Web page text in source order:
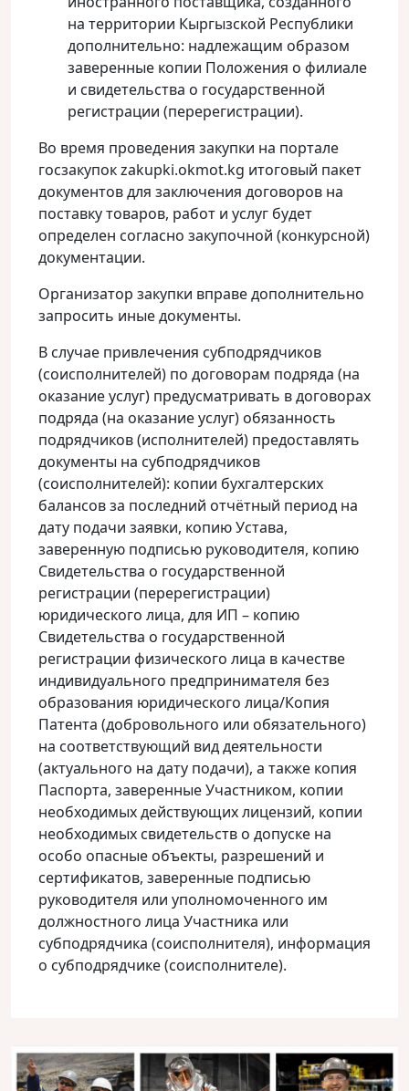
на территории Кыргызской Республики
дополнительно: надлежащим образом
заверенные копии Положения о филиале
и свидетельства о государственной
регистрации (перерегистрации).
Во время проведения закупки на портале
госзакупок zakupki.okmot.kg итоговый пакет
документов для заключения договоров на
поставку товаров, работ и услуг будет
определен согласно закупочной (конкурсной)
документации.
Организатор закупки вправе дополнительно
запросить иные документы.
В случае привлечения субподрядчиков
(соисполнителей) по договорам подряда (на
оказание услуг) предусматривать в договорах
подряда (на оказание услуг) обязанность
подрядчиков (исполнителей) предоставлять
документы на субподрядчиков
(соисполнителей): копии бухгалтерских
балансов за последний отчётный период на
дату подачи заявки, копию Устава,
заверенную подписью руководителя, копию
Свидетельства о государственной
регистрации (перерегистрации)
юридического лица, для ИП – копию
Свидетельства о государственной
регистрации физического лица в качестве
индивидуального предпринимателя без
образования юридического лица/Копия
Патента (добровольного или обязательного)
на соответствующий вид деятельности
(актуального на дату подачи), а также копия
Паспорта, заверенные Участником, копии
необходимых действующих лицензий, копии
необходимых свидетельств о допуске на
особо опасные объекты, разрешений и
сертификатов, заверенные подписью
руководителя или уполномоченного им
должностного лица Участника или
субподрядчика (соисполнителя), информация
о субподрядчике (соисполнителе).